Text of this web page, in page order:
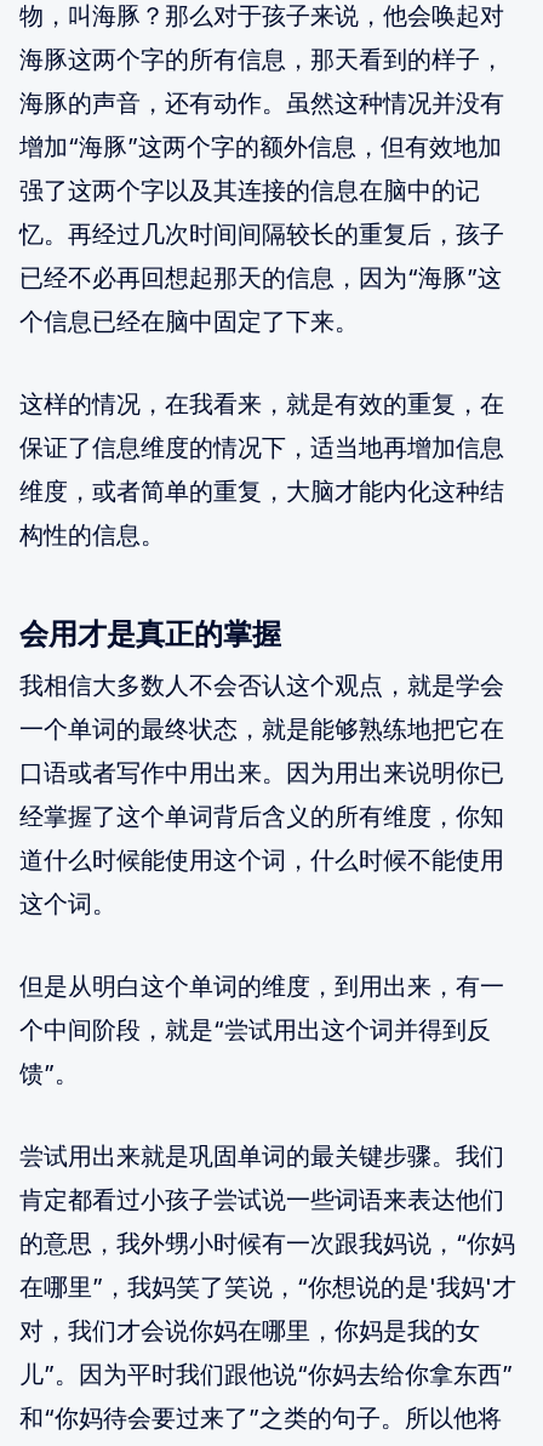
物，叫海豚？那么对于孩子来说，他会唤起对
海豚这两个字的所有信息，那天看到的样子，
海豚的声音，还有动作。虽然这种情况并没有
增加“海豚”这两个字的额外信息，但有效地加
强了这两个字以及其连接的信息在脑中的记
忆。再经过几次时间间隔较长的重复后，孩子
已经不必再回想起那天的信息，因为“海豚”这
个信息已经在脑中固定了下来。
这样的情况，在我看来，就是有效的重复，在
保证了信息维度的情况下，适当地再增加信息
维度，或者简单的重复，大脑才能内化这种结
构性的信息。
会用才是真正的掌握
我相信大多数人不会否认这个观点，就是学会
一个单词的最终状态，就是能够熟练地把它在
口语或者写作中用出来。因为用出来说明你已
经掌握了这个单词背后含义的所有维度，你知
道什么时候能使用这个词，什么时候不能使用
这个词。
但是从明白这个单词的维度，到用出来，有一
个中间阶段，就是“尝试用出这个词并得到反
馈”。
尝试用出来就是巩固单词的最关键步骤。我们
肯定都看过小孩子尝试说一些词语来表达他们
的意思，我外甥小时候有一次跟我妈说，“你妈
在哪里”，我妈笑了笑说，“你想说的是'我妈'才
对，我们才会说你妈在哪里，你妈是我的女
儿”。因为平时我们跟他说“你妈去给你拿东西”
和“你妈待会要过来了”之类的句子。所以他将